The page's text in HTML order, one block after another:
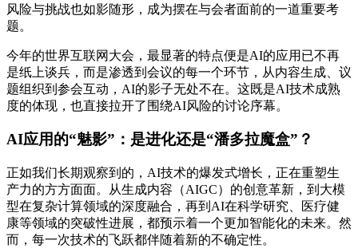
风险与挑战也如影随形，成为摆在与会者面前的一道重要考
题。
今年的世界互联网大会，最显著的特点便是AI的应用已不再
是纸上谈兵，而是渗透到会议的每一个环节，从内容生成、议
题组织到参会互动，AI的影子无处不在。这既是AI技术成熟
度的体现，也直接拉开了围绕AI风险的讨论序幕。
AI应用的“魅影”：是进化还是“潘多拉魔盒”？
正如我们长期观察到的，AI技术的爆发式增长，正在重塑生
产力的方方面面。从生成内容（AIGC）的创意革新，到大模
型在复杂计算领域的深度融合，再到AI在科学研究、医疗健
康等领域的突破性进展，都预示着一个更加智能化的未来。然
而，每一次技术的飞跃都伴随着新的不确定性。